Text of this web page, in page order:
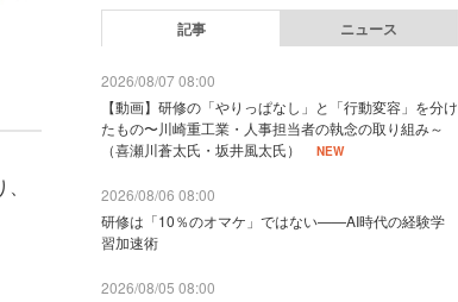
記事 ニュース
2026/08/07 08:00
【動画】研修の「やりっぱなし」と「行動変容」を分け
たもの〜川崎重工業・人事担当者の執念の取り組み～
（喜瀬川蒼太氏・坂井風太氏）
NEW
2026/08/06 08:00
研修は「10％のオマケ」ではない——AI時代の経験学
習加速術
2026/08/05 08:00